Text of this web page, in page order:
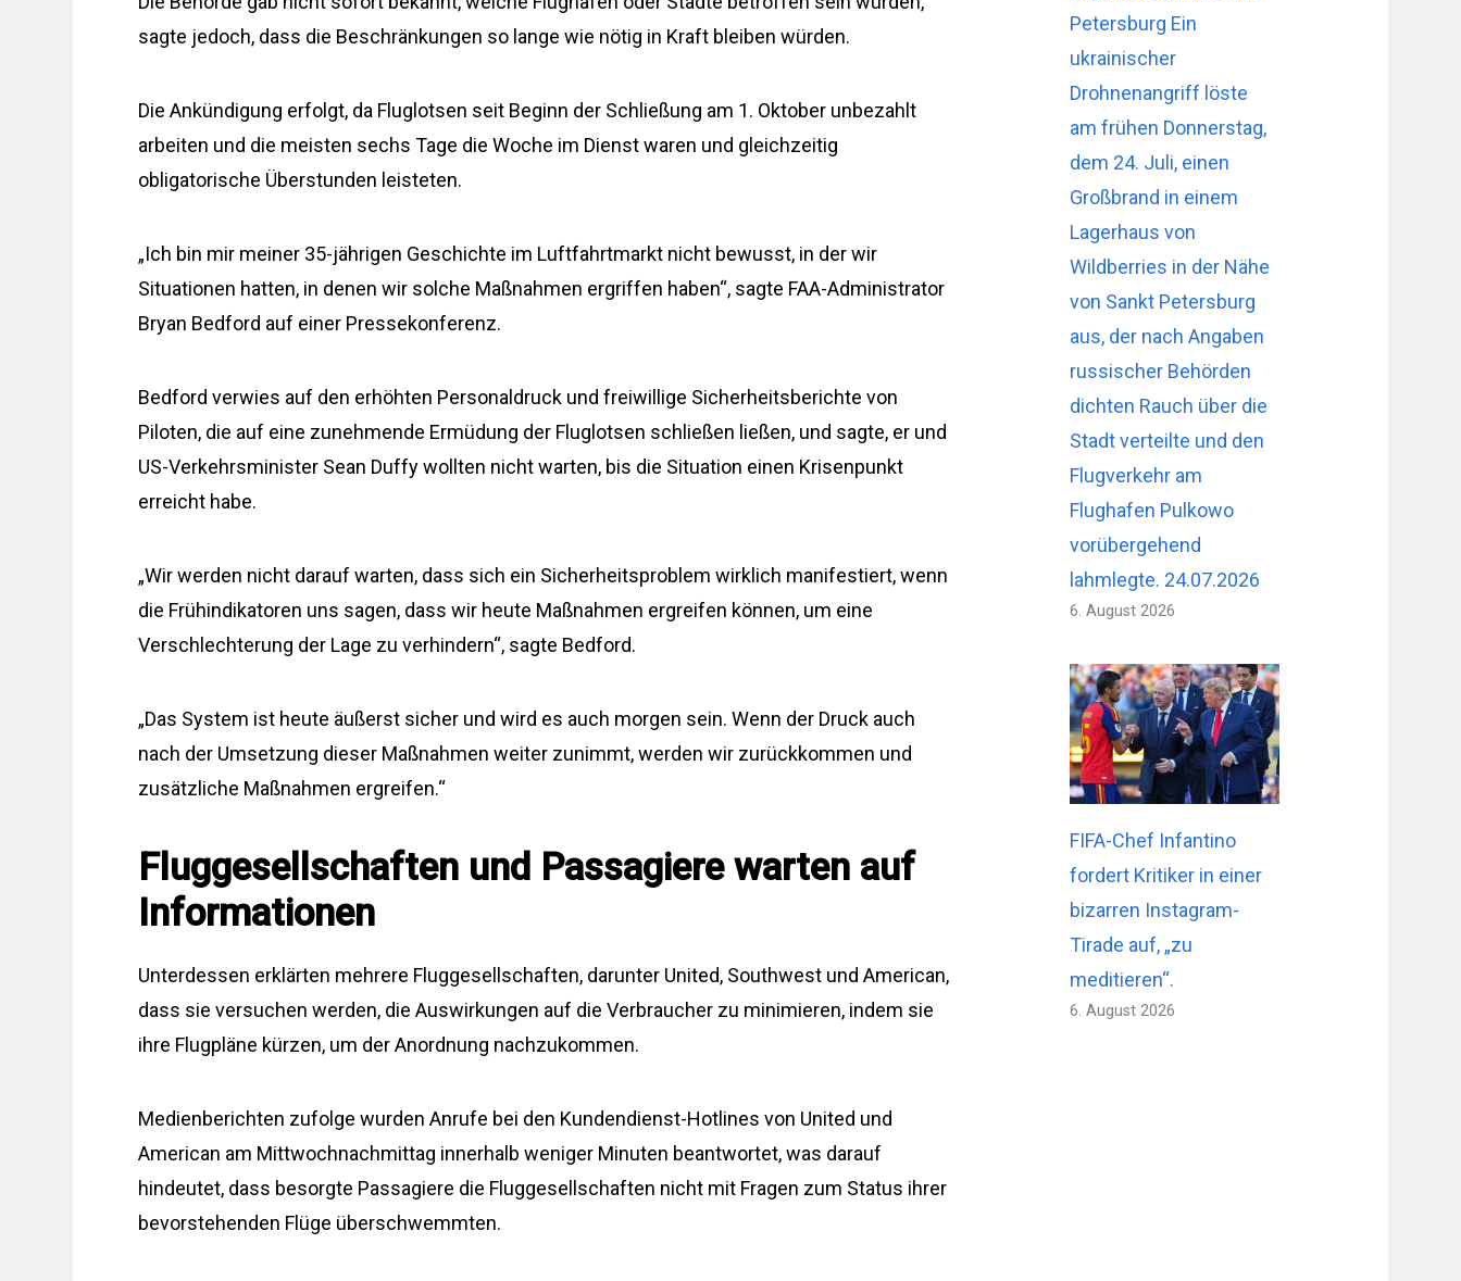
sagte jedoch, dass die Beschränkungen so lange wie nötig in Kraft bleiben würden.
Die Ankündigung erfolgt, da Fluglotsen seit Beginn der Schließung am 1. Oktober unbezahlt
arbeiten und die meisten sechs Tage die Woche im Dienst waren und gleichzeitig
obligatorische Überstunden leisteten.
„Ich bin mir meiner 35-jährigen Geschichte im Luftfahrtmarkt nicht bewusst, in der wir
Situationen hatten, in denen wir solche Maßnahmen ergriffen haben“, sagte FAA-Administrator
Bryan Bedford auf einer Pressekonferenz.
Bedford verwies auf den erhöhten Personaldruck und freiwillige Sicherheitsberichte von
Piloten, die auf eine zunehmende Ermüdung der Fluglotsen schließen ließen, und sagte, er und
US-Verkehrsminister Sean Duffy wollten nicht warten, bis die Situation einen Krisenpunkt
erreicht habe.
„Wir werden nicht darauf warten, dass sich ein Sicherheitsproblem wirklich manifestiert, wenn
die Frühindikatoren uns sagen, dass wir heute Maßnahmen ergreifen können, um eine
Verschlechterung der Lage zu verhindern“, sagte Bedford.
„Das System ist heute äußerst sicher und wird es auch morgen sein. Wenn der Druck auch
nach der Umsetzung dieser Maßnahmen weiter zunimmt, werden wir zurückkommen und
zusätzliche Maßnahmen ergreifen.“
Fluggesellschaften und Passagiere warten auf
Informationen
Unterdessen erklärten mehrere Fluggesellschaften, darunter United, Southwest und American,
dass sie versuchen werden, die Auswirkungen auf die Verbraucher zu minimieren, indem sie
ihre Flugpläne kürzen, um der Anordnung nachzukommen.
Medienberichten zufolge wurden Anrufe bei den Kundendienst-Hotlines von United und
American am Mittwochnachmittag innerhalb weniger Minuten beantwortet, was darauf
hindeutet, dass besorgte Passagiere die Fluggesellschaften nicht mit Fragen zum Status ihrer
bevorstehenden Flüge überschwemmten.
Petersburg Ein
ukrainischer
Drohnenangriff löste
am frühen Donnerstag,
dem 24. Juli, einen
Großbrand in einem
Lagerhaus von
Wildberries in der Nähe
von Sankt Petersburg
aus, der nach Angaben
russischer Behörden
dichten Rauch über die
Stadt verteilte und den
Flugverkehr am
Flughafen Pulkowo
vorübergehend
lahmlegte. 24.07.2026
6. August 2026
FIFA-Chef Infantino
fordert Kritiker in einer
bizarren Instagram-
Tirade auf, „zu
meditieren“.
6. August 2026